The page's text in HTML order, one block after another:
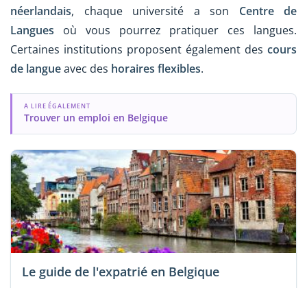
néerlandais, chaque université a son Centre de
Langues où vous pourrez pratiquer ces langues.
Certaines institutions proposent également des cours
de langueavec des horaires flexibles.
A LIRE ÉGALEMENT
Trouver un emploi en Belgique
Le guide de l'expatrié en Belgique